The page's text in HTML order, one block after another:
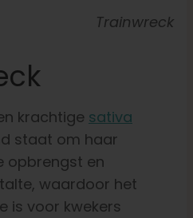
Trainwreck
krachtige sativa
staat om haar
opbrengst en
waardoor het
is voor kwekers